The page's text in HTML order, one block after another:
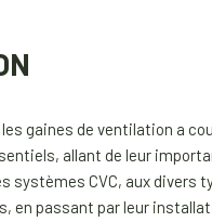
gaines de ventilation a
allant de leur
systèmes CVC, aux divers
en passant par leur